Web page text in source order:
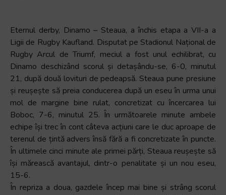
Eternul derby, Dinamo – Steaua, a închis etapa a VII-a a
Ligii de Rugby Kaufland. Disputat pe Stadionul Național de
Rugby Arcul de Triumf, meciul a fost unul echilibrat, cu
Dinamo deschizând scorul și detașându-se, 6-0, minutul
21, după două lovituri de pedeapsă. Steaua pune presiune
și reușește să preia conducerea după un eseu în urma unui
mol de margine bine rulat, concretizat cu încercarea lui
Boboc, 7-6, minutul 25. În următoarele minute ambele
echipe își trec în cont câteva acțiuni care le duc aproape de
terenul de țintă advers însă fără a fi concretizate în puncte.
În ultimele cinci minute ale primei părți, Steaua reușește să
își mărească avantajul, dintr-o penalitate și un nou eseu,
15-6.
În repriza a doua, gazdele încep mai bine și strâng scorul